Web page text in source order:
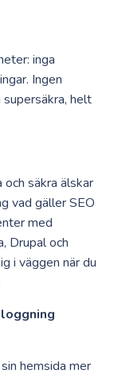
inga
Ingen
helt
säkra älskar
vad gäller SEO
med
Drupal och
i väggen när du
hemsida mer